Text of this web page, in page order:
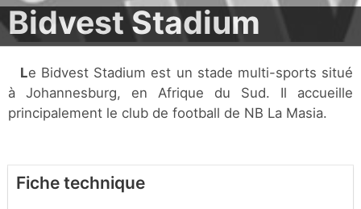
Bidvest Stadium
Le Bidvest Stadium est un stade multi-sports situé
à Johannesburg, en Afrique du Sud. Il accueille
principalement le club de football de NB La Masia.
Fiche technique